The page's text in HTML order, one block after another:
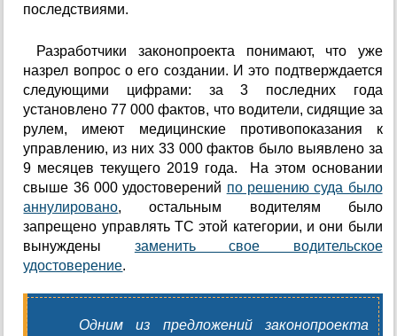
последствиями.
Разработчики законопроекта понимают, что уже
назрел вопрос о его создании. И это подтверждается
следующими цифрами: за 3 последних года
установлено 77 000 фактов, что водители, сидящие за
рулем, имеют медицинские противопоказания к
управлению, из них 33 000 фактов было выявлено за
9 месяцев текущего 2019 года. На этом основании
свыше 36 000 удостоверений по решению суда было
аннулировано, остальным водителям было
запрещено управлять ТС этой категории, и они были
вынуждены заменить свое водительское
удостоверение.
Одним из предложений законопроекта